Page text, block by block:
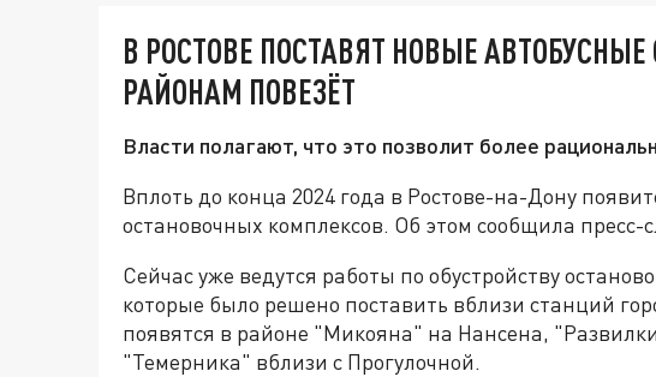
В РОСТОВЕ ПОСТАВЯТ НОВЫЕ
РАЙОНАМ ПОВЕЗЁТ
Власти полагают, что это позволит более
Вплоть до конца 2024 года в Ростове-на-Дону
остановочных комплексов. Об этом сообщила
Сейчас уже ведутся работы по обустройству
которые было решено поставить вблизи станций
появятся в районе "Микояна" на Нансена,
"Темерника" вблизи с Прогулочной.